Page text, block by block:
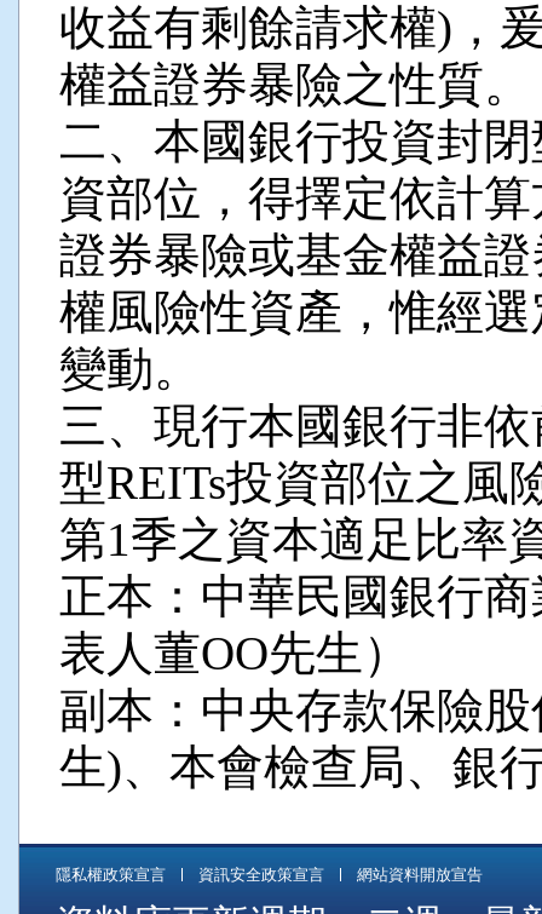
收益有剩餘請求權)，
權益證券暴險之性質。
二、本國銀行投資封
資部位，得擇定依計
證券暴險或基金權益
權風險性資產，惟經
變動。
三、現行本國銀行非
型REITs投資部位之風
第1季之資本適足比率
正本：中華民國銀行
表人董OO先生）
副本：中央存款保險
生)、本會檢查局、銀
隱私權政策宣言 資訊安全政策宣言 網站資料開放宣告